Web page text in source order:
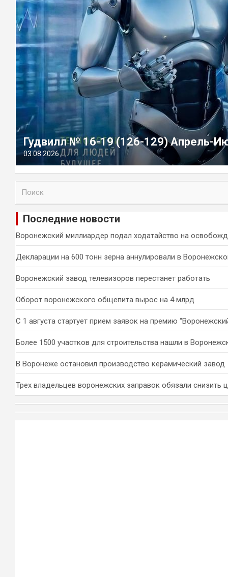
Гудвилл № 16-19 (126-129) Апрель-
03.08.2026
и
Последние новости
Воронежский миллиардер подал ходатайство на
Декларации на 600 тонн зерна аннулировали в
Воронежский завод телевизоров перестанет работать
Оборот воронежского общепита вырос на 4 млрд
С 1 августа стартует прием заявок на премию
Более 1500 участков для строительства нашли в
В Воронеже остановил производство керамический завод
Трех владельцев воронежских заправок обязали снизить